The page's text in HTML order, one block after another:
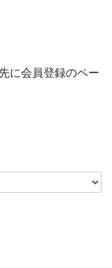
に会員登録のペー